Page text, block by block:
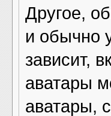
Другое,
и обычно
зависит,
аватары
аватары,